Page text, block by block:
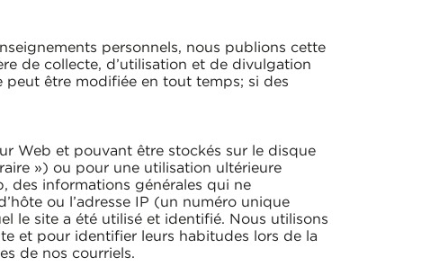
personnels, nous publions cette
de collecte, d’utilisation et de divulgation
être modifiée en tout temps; si des
Web et pouvant être stockés sur le disque
») ou pour une utilisation ultérieure
des informations générales qui ne
ou l’adresse IP (un numéro unique
le site a été utilisé et identifié. Nous utilisons
et pour identifier leurs habitudes lors de la
de nos courriels.